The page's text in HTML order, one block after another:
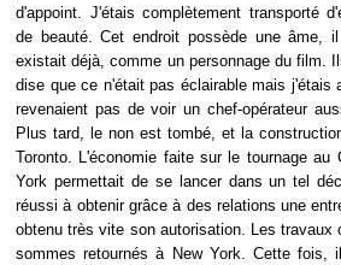
d'appoint. J'étais complètement transporté
de beauté. Cet endroit possède une âme,
existait déjà, comme un personnage du film.
dise que ce n'était pas éclairable mais j'étais
revenaient pas de voir un chef-opérateur
Plus tard, le non est tombé, et la
Toronto. L'économie faite sur le tournage au
York permettait de se lancer dans un tel
réussi à obtenir grâce à des relations une
obtenu très vite son autorisation. Les travaux
sommes retournés à New York. Cette fois,